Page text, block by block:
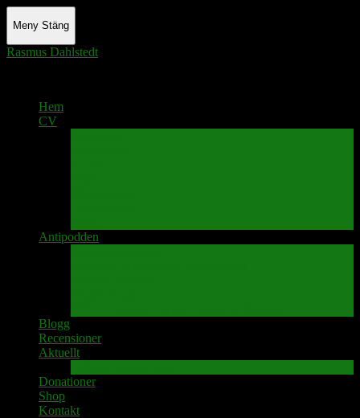
Meny Stäng
Rasmus Dahlstedt
Hem
CV
Antipodden
Blogg
Recensioner
Aktuellt
Donationer
Shop
Kontakt